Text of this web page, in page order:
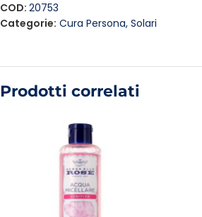
COD: 20753
Categorie: Cura Persona, Solari
Prodotti correlati